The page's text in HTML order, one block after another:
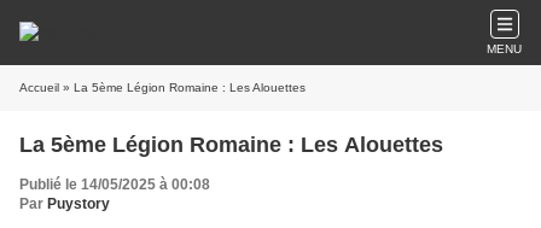
MENU
Accueil » La 5ème Légion Romaine : Les Alouettes
La 5ème Légion Romaine : Les Alouettes
Publié le 14/05/2025 à 00:08
Par Puystory